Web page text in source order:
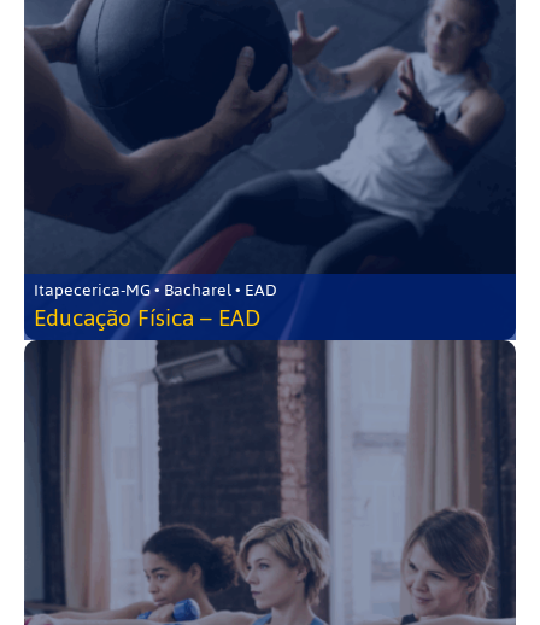
Itapecerica-MG • Bacharel • EAD
Educação Física – EAD